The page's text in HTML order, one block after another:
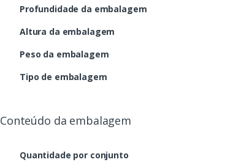
Profundidade da embalagem
Altura da embalagem
Peso da embalagem
Tipo de embalagem
Conteúdo da embalagem
Quantidade por conjunto